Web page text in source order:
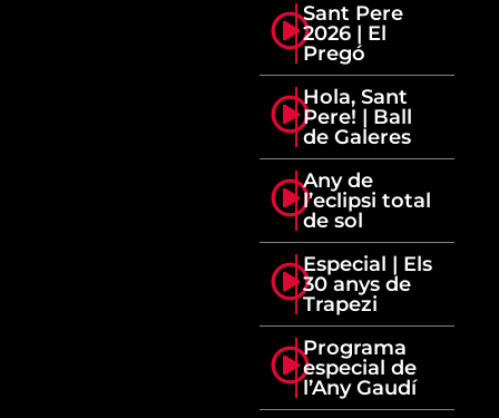
Sant Pere
2026 | El
Pregó
Hola, Sant
Pere! | Ball
de Galeres
Any de
l’eclipsi total
de sol
Especial | Els
30 anys de
Trapezi
Programa
especial de
l’Any Gaudí